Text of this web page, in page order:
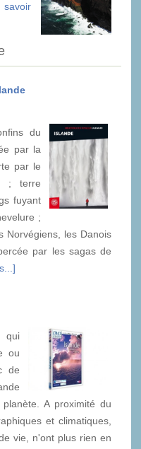
savoir
du
par la
par le
; terre
fuyant
;
Norvégiens, les Danois
par les sagas de
ou
de
A proximité du
et climatiques,
vie, n'ont plus rien en